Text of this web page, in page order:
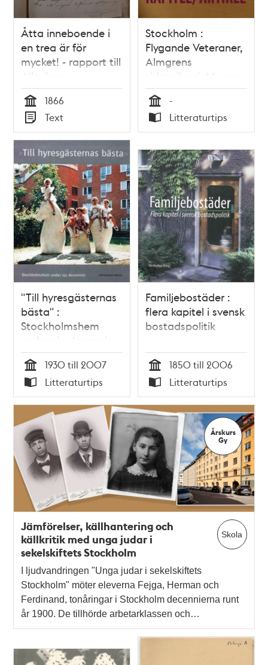
Åtta inneboende i
en trea är för
mycket! - rapport till
Allmänna
sundhetsnämnden
1866
Tid
1866
Typ
Text
Stockholm :
Flygande Veteraner,
Almgrens
sidenväveri, Museer
i Stockholm
Tid
-
Typ
Litteraturtips
"Till hyresgästernas
bästa" :
Stockholmshem
under sju decennier
/ Ulrika Sax
Tid
1930 till 2007
Typ
Litteraturtips
Familjebostäder :
flera kapitel i svensk
bostadspolitik
Tid
1850 till 2006
Typ
Litteraturtips
Årskurs
Gy
Skola
Jämförelser, källhantering och
källkritik med unga judar i
sekelskiftets Stockholm
I ljudvandringen "Unga judar i sekelskiftets
Stockholm" möter eleverna Fejga, Herman och
Ferdinand, tonåringar i Stockholm decennierna runt
år 1900. De tillhörde arbetarklassen och…